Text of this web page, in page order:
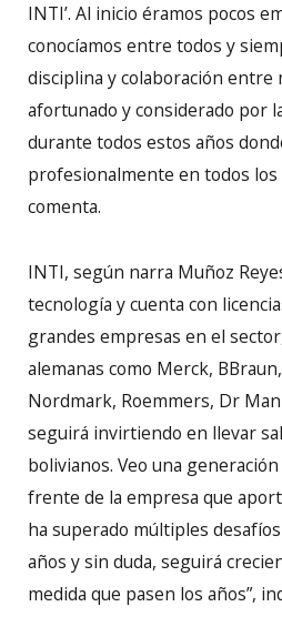
INTI’. Al inicio éramos pocos
conocíamos entre todos y
disciplina y colaboración entre
afortunado y considerado por
durante todos estos años
profesionalmente en todos los
comenta.
INTI, según narra Muñoz
tecnología y cuenta con
grandes empresas en el
alemanas como Merck, BBraun,
Nordmark, Roemmers, Dr
seguirá invirtiendo en llevar
bolivianos. Veo una
frente de la empresa que
ha superado múltiples
años y sin duda, seguirá
medida que pasen los años”,